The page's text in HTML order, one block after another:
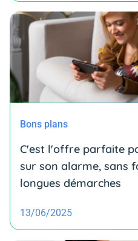
Bons plans
C'est l'offre parfaite
sur son alarme, sans
longues démarches
13/06/2025